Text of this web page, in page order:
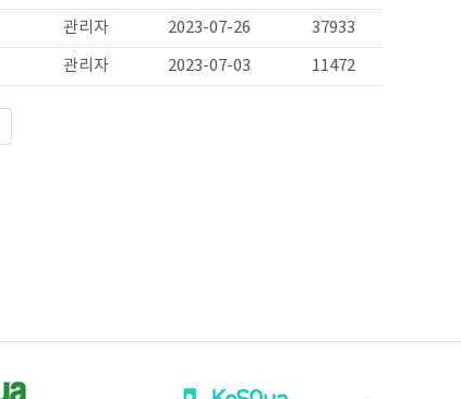
관리자 2023-07-26 37933
관리자 2023-07-03 11472